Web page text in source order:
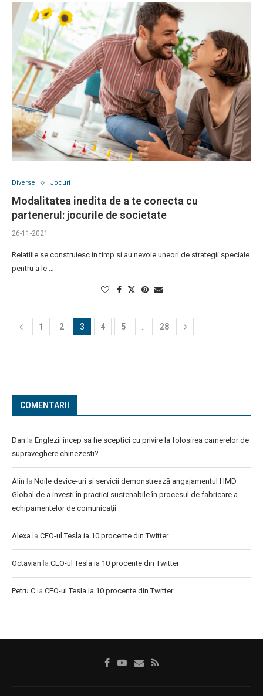
Diverse Jocuri
Modalitatea inedita de a te conecta cu
partenerul: jocurile de societate
26-11-2021
Relatiile se construiesc in timp si au nevoie uneori de strategii speciale
pentru a le …
1 2 3 4 5 … 28
COMENTARII
Dan la Englezii incep sa fie sceptici cu privire la folosirea camerelor de
supraveghere chinezesti?
Alin la Noile device-uri și servicii demonstrează angajamentul HMD
Global de a investi în practici sustenabile în procesul de fabricare a
echipamentelor de comunicații
Alexa la CEO-ul Tesla ia 10 procente din Twitter
Octavian la CEO-ul Tesla ia 10 procente din Twitter
Petru C la CEO-ul Tesla ia 10 procente din Twitter